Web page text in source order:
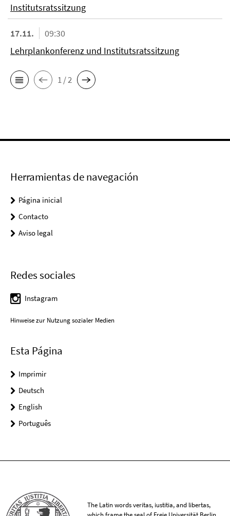
Institutsratssitzung
17.11.
09:30
Lehrplankonferenz und Institutsratssitzung
1 / 2
Herramientas de navegación
Página inicial
Contacto
Aviso legal
Redes sociales
Instagram
Hinweise zur Nutzung sozialer Medien
Esta Página
Imprimir
Deutsch
English
Português
The Latin words veritas, iustitia, and libertas,